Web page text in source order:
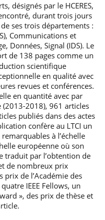
désignés par le HCERES,
durant trois jours
ses trois départements :
Communications et
Données, Signal (IDS). Le
de 138 pages comme un
scientifique
en qualité avec
revues et conférences.
en quantité avec par
2018), 961 articles
publiés dans des actes
confère au LTCI un
à l’échelle
européenne où son
traduit par l’obtention de
de nombreux prix
prix de l’Académie des
IEEE Fellows, un
», des prix de thèse et